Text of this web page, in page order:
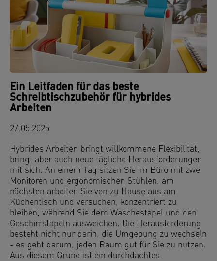
Ein Leitfaden für das beste
Schreibtischzubehör für hybrides
Arbeiten
27.05.2025
Hybrides Arbeiten bringt willkommene Flexibilität,
bringt aber auch neue tägliche Herausforderungen
mit sich. An einem Tag sitzen Sie im Büro mit zwei
Monitoren und ergonomischen Stühlen, am
nächsten arbeiten Sie von zu Hause aus am
Küchentisch und versuchen, konzentriert zu
bleiben, während Sie dem Wäschestapel und den
Geschirrstapeln ausweichen. Die Herausforderung
besteht nicht nur darin, die Umgebung zu wechseln
- es geht darum, jeden Raum gut für Sie zu nutzen.
Aus diesem Grund ist ein durchdachtes